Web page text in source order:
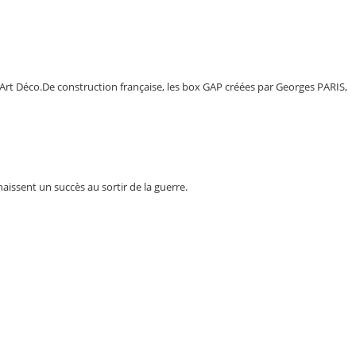
construction française, les box GAP créées par Georges PARIS,
un succès au sortir de la guerre.